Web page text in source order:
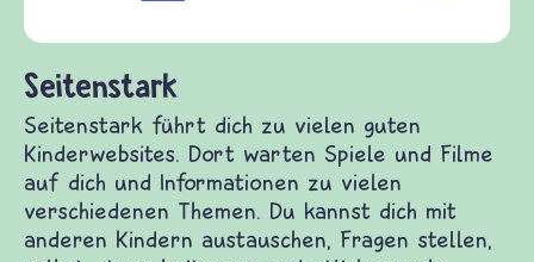
und Frieden, Streit und Gewalt.